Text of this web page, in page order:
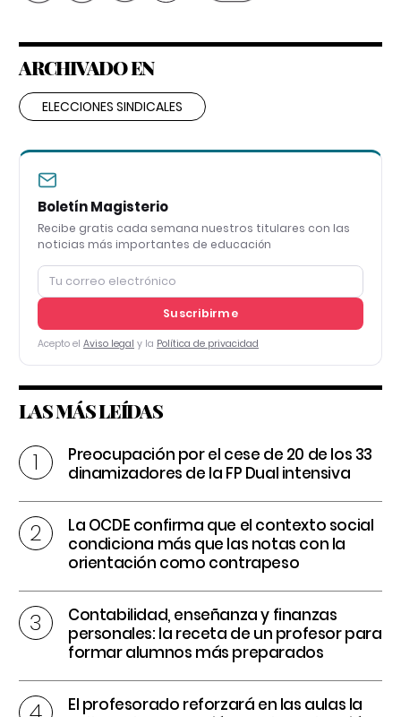
ARCHIVADO EN
ELECCIONES SINDICALES
Boletín Magisterio
Recibe gratis cada semana nuestros titulares con las
noticias más importantes de educación
Suscribirme
Acepto el Aviso legal y la Política de privacidad
LAS MÁS LEÍDAS
Preocupación por el cese de 20 de los 33
dinamizadores de la FP Dual intensiva
La OCDE confirma que el contexto social
condiciona más que las notas con la
orientación como contrapeso
Contabilidad, enseñanza y finanzas
personales: la receta de un profesor para
formar alumnos más preparados
El profesorado reforzará en las aulas la